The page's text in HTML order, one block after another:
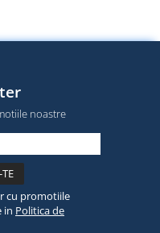
noastre
cu promotiile
in Politica de